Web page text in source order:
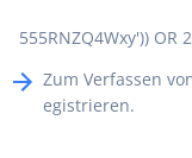
555RNZQ4Wxy')) OR
Zum Verfassen
egistrieren.